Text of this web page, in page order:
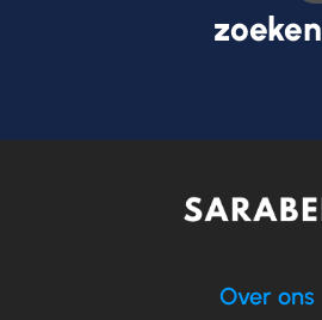
zoeken
Over ons